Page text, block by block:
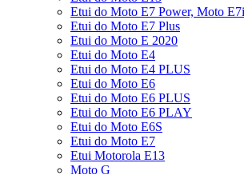
Etui do Moto E7 Power, Moto
Etui do Moto E7 Plus
Etui do Moto E 2020
Etui do Moto E4
Etui do Moto E4 PLUS
Etui do Moto E6
Etui do Moto E6 PLUS
Etui do Moto E6 PLAY
Etui do Moto E6S
Etui do Moto E7
Etui Motorola E13
Moto G